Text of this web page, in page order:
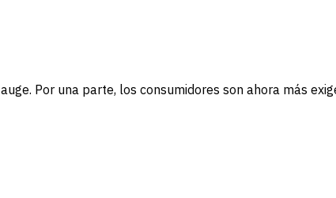
Por una parte, los consumidores son ahora más